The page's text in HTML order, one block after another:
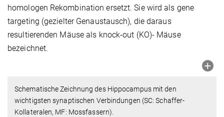
homologen Rekombination ersetzt. Sie wird als gene
targeting (gezielter Genaustausch), die daraus
resultierenden Mäuse als knock-out (KO)- Mäuse
bezeichnet.
Schematische Zeichnung des Hippocampus mit den
wichtigsten synaptischen Verbindungen (SC: Schaffer-
Kollateralen, MF: Mossfassern).